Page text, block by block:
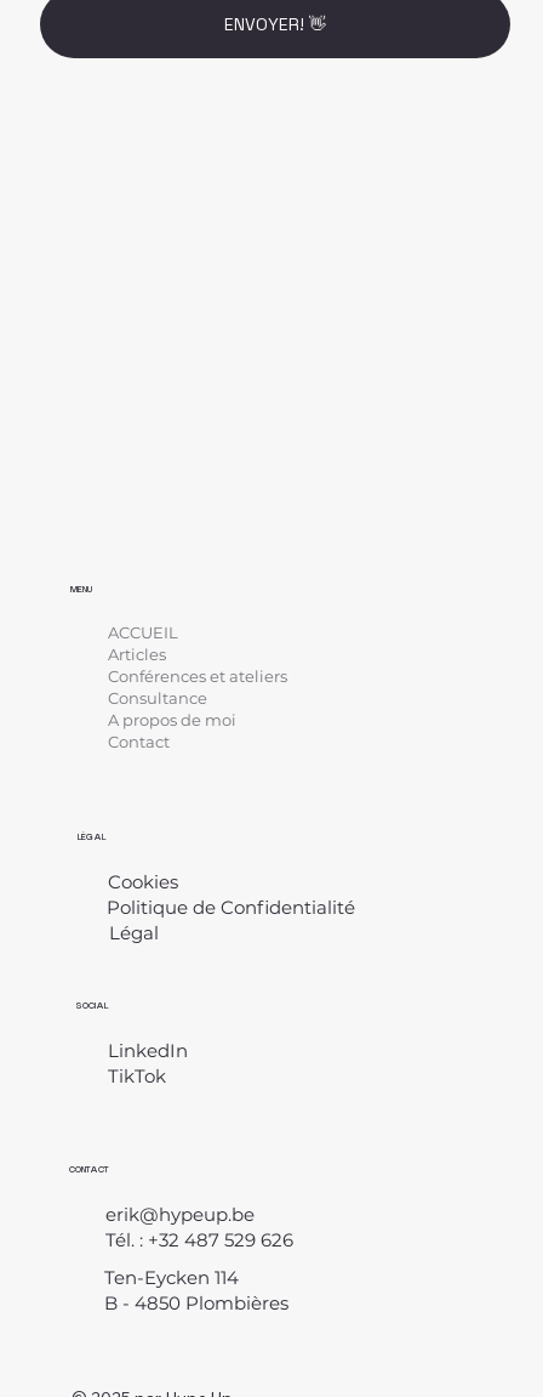
ENVOYER! 👋
LÉGAL
Cookies
Politique de Confidentialité
Légal
SOCIAL
LinkedIn
TikTok
CONTACT
erik@hypeup.be
Tél. : +32 487 529 626
Ten-Eycken 114
B - 4850 Plombières
MENU
ACCUEIL
Articles
Conférences et ateliers
Consultance
A propos de moi
Contact